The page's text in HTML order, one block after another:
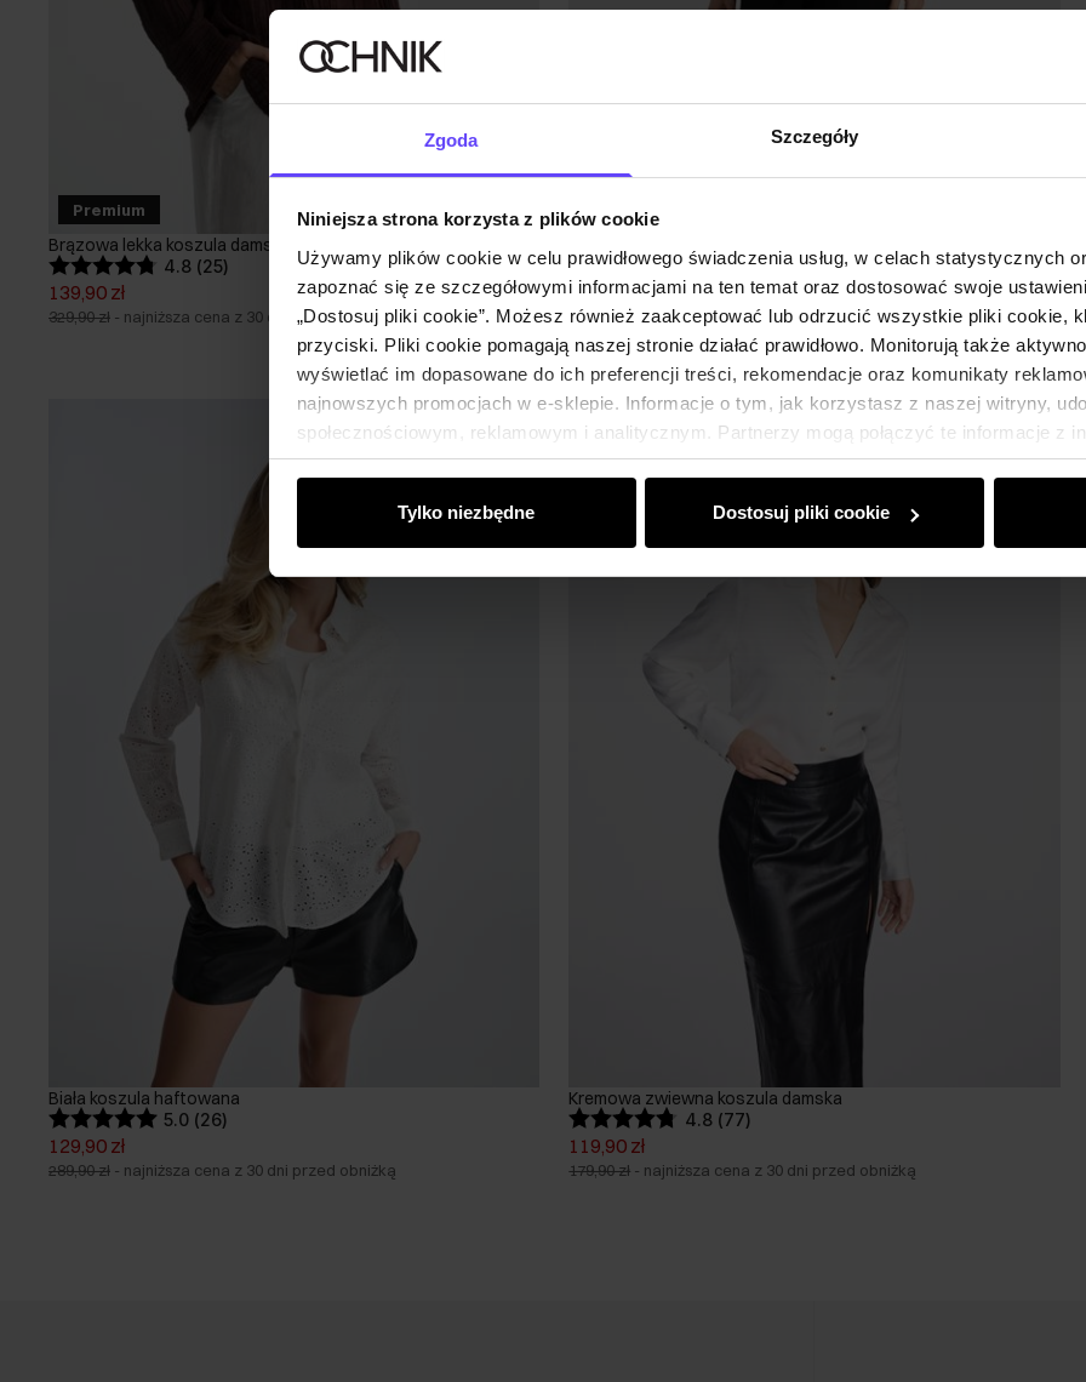
Zgoda Szczegóły
Niniejsza strona korzysta z plików cookie
Używamy plików cookie w celu prawidłowego świadczenia usług, w celach statystycznych
zapoznać się ze szczegółowymi informacjami na ten temat oraz dostosować swoje
„Dostosuj pliki cookie”. Możesz również zaakceptować lub odrzucić wszystkie pliki cookie,
przyciski. Pliki cookie pomagają naszej stronie działać prawidłowo. Monitorują także
wyświetlać im dopasowane do ich preferencji treści, rekomendacje oraz komunikaty
najnowszych promocjach w e-sklepie. Informacje o tym, jak korzystasz z naszej witryny,
społecznościowym, reklamowym i analitycznym. Partnerzy mogą połączyć te informacje z
od Ciebie lub uzyskanymi podczas korzystania z ich usług.
Tylko niezbędne Dostosuj pliki cookie
Premium
Brązowa lekka koszula damska
4.8 (25)
139,90 zł
329,90 zł - najniższa cena z 30 dni przed obniżką
Premium
4.9 (57)
159,90 zł
179,90 zł -najniższa cena z 30 dni przed obniżką
Biała koszula haftowana
5.0 (26)
129,90 zł
289,90 zł - najniższa cena z 30 dni przed obniżką
Kremowa zwiewna koszula damska
4.8 (77)
119,90 zł
179,90 zł - najniższa cena z 30 dni przed obniżką